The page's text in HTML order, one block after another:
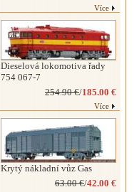
Více
Dieselová lokomotiva řady
754 067-7
254.90 €/185.00 €
Více
Krytý nákladní vůz Gas
63.00 €/42.00 €